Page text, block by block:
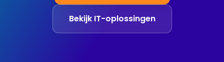
Bekijk IT-oplossingen